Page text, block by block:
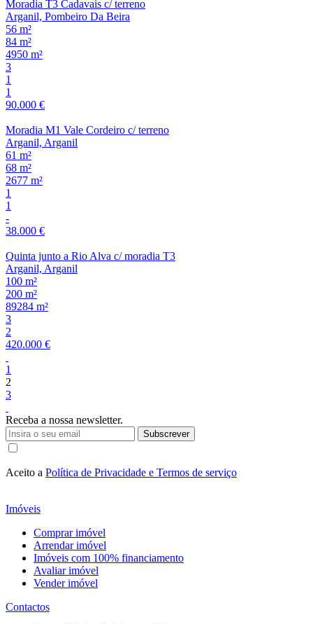
Moradia T3 Cadavais c/ terreno
Arganil, Pombeiro Da Beira
56 m²
84 m²
4950 m²
3
1
1
90.000 €
Moradia M1 Vale Cordeiro c/ terreno
Arganil, Arganil
61 m²
68 m²
2677 m²
1
1
-
38.000 €
Quinta junto a Rio Alva c/ moradia T3
Arganil, Arganil
100 m²
200 m²
89284 m²
3
2
420.000 €
1
2
3
Receba a nossa newsletter.
Subscrever
Aceito a Política de Privacidade e Termos de serviço
Imóveis
Comprar imóvel
Arrendar imóvel
Imóveis com 100% financiamento
Avaliar imóvel
Vender imóvel
Contactos